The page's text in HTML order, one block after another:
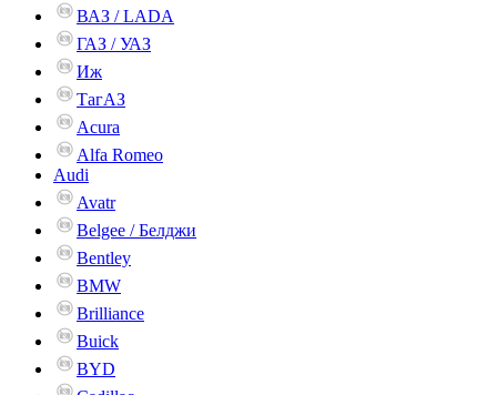
ВАЗ / LADA
ГАЗ / УАЗ
Иж
ТагАЗ
Acura
Alfa Romeo
Audi
Avatr
Belgee / Белджи
Bentley
BMW
Brilliance
Buick
BYD